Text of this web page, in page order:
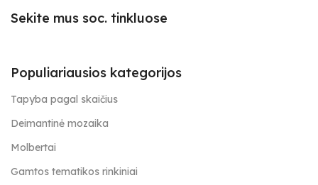
Sekite mus soc. tinkluose
Populiariausios kategorijos
Tapyba pagal skaičius
Deimantinė mozaika
Molbertai
Gamtos tematikos rinkiniai